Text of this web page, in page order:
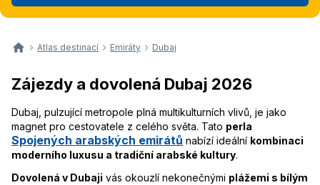
Atlas destinací Emiráty Dubaj
Zájezdy a dovolená Dubaj 2026
Dubaj, pulzující metropole plná multikulturních vlivů, je jako
magnet pro cestovatele z celého světa. Tato perla
Spojených arabských emirátů nabízí ideální kombinaci
moderního luxusu a tradiční arabské kultury.
Dovolená v Dubaji vás okouzlí nekonečnými plážemi s bílým